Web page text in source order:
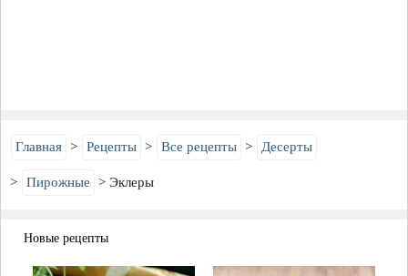
Главная Рецепты Все рецепты Десерты
Пирожные Эклеры
Новые рецепты